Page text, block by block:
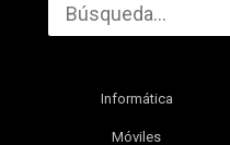
Informática
Móviles